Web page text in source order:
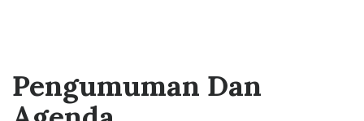
Pengumuman Dan